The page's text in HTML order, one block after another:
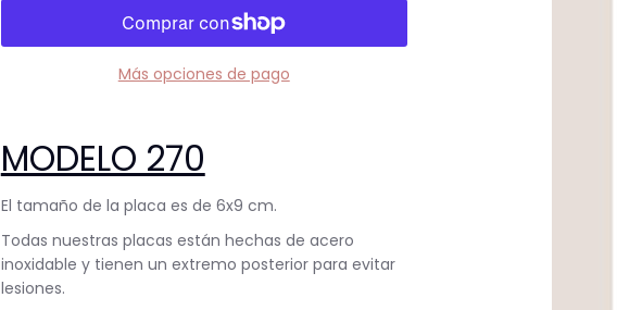
Más opciones de pago
MODELO 270
El tamaño de la placa es de 6x9 cm.
Todas nuestras placas están hechas de acero
inoxidable y tienen un extremo posterior para evitar
lesiones.